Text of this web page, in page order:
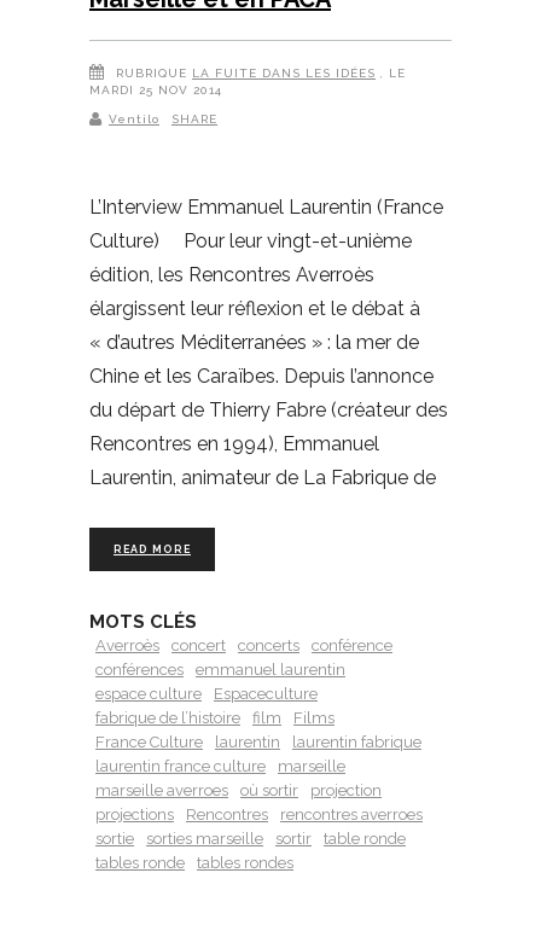
RUBRIQUE LA FUITE DANS LES IDÉES
, LE
MARDI 25 NOV 2014
Ventilo SHARE
L’Interview Emmanuel Laurentin (France
Culture) Pour leur vingt-et-unième
édition, les Rencontres Averroès
élargissent leur réflexion et le débat à
« d’autres Méditerranées » : la mer de
Chine et les Caraïbes. Depuis l’annonce
du départ de Thierry Fabre (créateur des
Rencontres en 1994), Emmanuel
Laurentin, animateur de La Fabrique de
READ MORE
MOTS CLÉS
Averroès concert concerts
conférence
conférences
emmanuel laurentin
espace culture
Espaceculture
fabrique de l’histoire
film
Films
France Culture
laurentin
laurentin fabrique
laurentin france culture
marseille
marseille averroes
où sortir
projection
projections
Rencontres
rencontres averroes
sortie
sorties marseille sortir
table ronde
tables ronde
tables rondes